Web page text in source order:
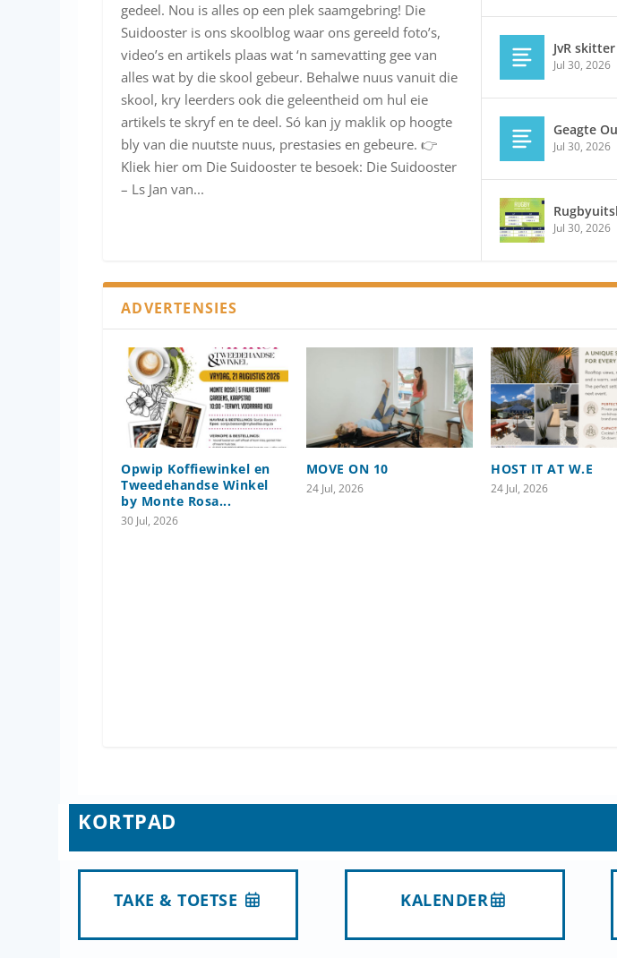
gedeel. Nou is alles op een plek saamgebring! Die
Suidooster is ons skoolblog waar ons gereeld foto’s,
video’s en artikels plaas wat ‘n samevatting gee van
alles wat by die skool gebeur. Behalwe nuus vanuit die
skool, kry leerders ook die geleentheid om hul eie
artikels te skryf en te deel. Só kan jy maklik op hoogte
bly van die nuutste nuus, prestasies en gebeure. 👉
Kliek hier om Die Suidooster te besoek: Die Suidooster
– Ls Jan van...
JvR
Jul 30, 2026
Geagte
Jul 30, 2026
Jul 30, 2026
ADVERTENSIES
Opwip Koffiewinkel en
Tweedehandse Winkel
by Monte Rosa...
30 Jul, 2026
MOVE ON 10
24 Jul, 2026
HOST IT AT W.E
24 Jul, 2026
KORTPAD
TAKE & TOETSE KALENDER